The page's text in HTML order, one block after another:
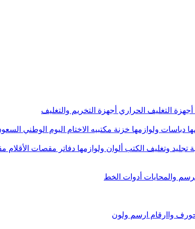
أجهزة التغليف الحراري أجهزة التخريم والتغليف
دباسات ولوازمها خزنة مكتبيه الاختام اليوم الوطني
تجليد وتغليف الكتب ألوان ولوازمها دفاتر مقصات الأقلام
والمحايات أدوات الخط
واارقام ارسم ولون